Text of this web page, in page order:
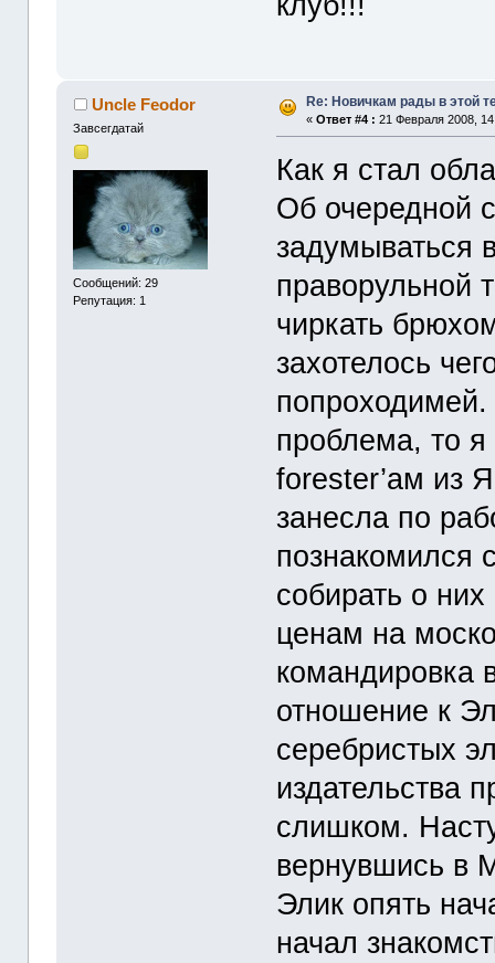
Uncle Feodor
Завсегдатай
Сообщений: 29
Репутация: 1
Re: Новичкам рады в этой
«Ответ #4 : 21 Февраля 2008,
Как я стал
Об очередной
задумываться
праворульной
чиркать
захотелось
проблема, то я
forester’ам из
занесла по
познакомился
собирать о
ценам на
отношение к
серебристых
издательства
слишком.
вернувшись в
Элик опять
начал